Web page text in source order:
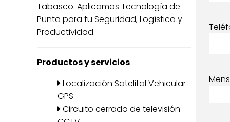
Tabasco. Aplicamos Tecnología de
Punta para tu Seguridad, Logística y
Productividad.
Productos y servicios
Localización Satelital Vehicular
GPS
Circuito cerrado de televisión